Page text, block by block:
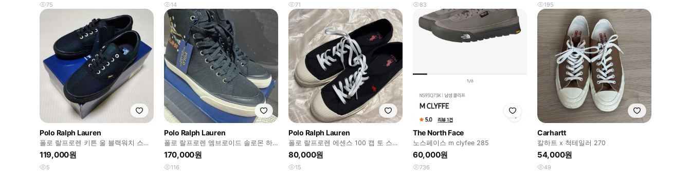
75 14 71 83 195
Polo Ralph Lauren
폴로 랄프로렌 키튼 울 블랙워치 스니
커즈 9
119,000원
5
Polo Ralph Lauren
폴로 랄프로렌 엠브로이드 솔로몬 하
이 (270~275) 9D
170,000원
116
Polo Ralph Lauren
폴로 랄프로렌 에센스 100 캡 토 스니
커즈
80,000원
15
The North Face
노스페이스 m clyfee 285
60,000원
736
Carhartt
칼하트 x 척테일러 270
54,000원
49